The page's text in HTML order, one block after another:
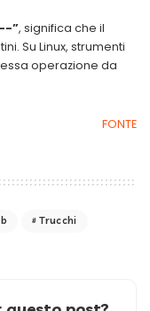
”, significa che il
Su Linux, strumenti
operazione da
FONTE
Trucchi